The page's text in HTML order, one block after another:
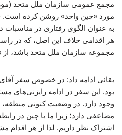
مورد «چین واحد» روشن کرده است.
به عنوان الگوی رفتاری در مناسبات
هر اقدامی خلاف این اصل، که در
مجموعه سازمان ملل متحد باشد،
بقائی ادامه داد: در خصوص سفر
بود. این سفر در ادامه رایزنی‌های
وجود دارد. در وضعیت کنونی منطقه،
مضاعفی دارد؛ زیرا ما با چین در
اشتراک نظر داریم. لذا از هر اقدام